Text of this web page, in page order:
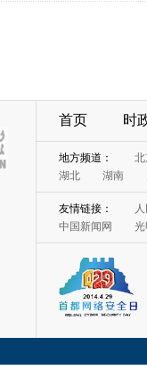
首页 时
地方频道：
湖北
湖南
友情链接：
中国新闻网
光